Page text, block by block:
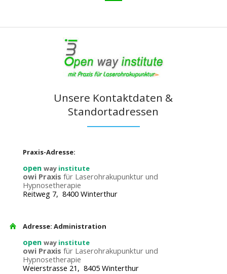
Unsere Kontaktdaten &
Standortadressen
Praxis-Adresse:
open wayinstitute
owi Praxis für Laserohrakupunktur und
Hypnosetherapie
Reitweg 7, 8400 Winterthur
Adresse: Administration
open wayinstitute
owi Praxis für Laserohrakupunktur und
Hypnosetherapie
Weierstrasse 21, 8405 Winterthur